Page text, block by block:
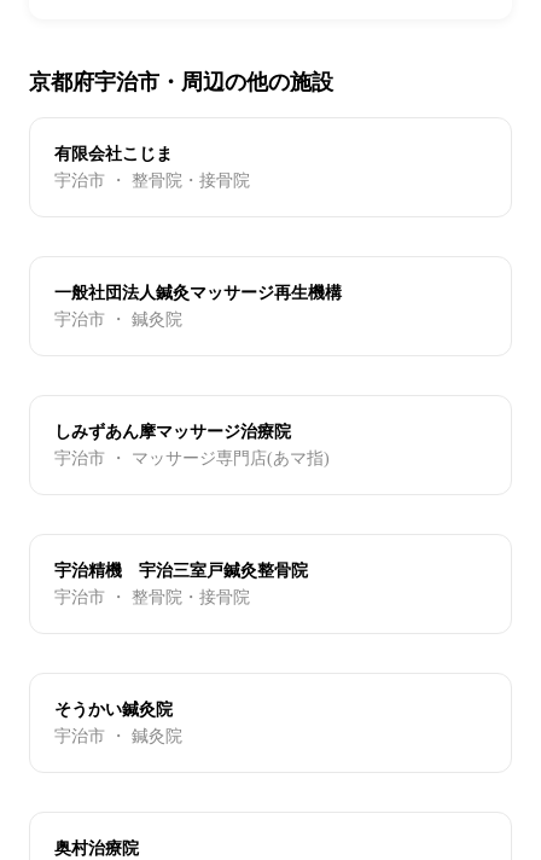
京都府宇治市・周辺の他の施設
有限会社こじま
宇治市 ・ 整骨院・接骨院
一般社団法人鍼灸マッサージ再生機構
宇治市 ・ 鍼灸院
しみずあん摩マッサージ治療院
宇治市 ・ マッサージ専門店(あマ指)
宇治精機 宇治三室戸鍼灸整骨院
宇治市 ・ 整骨院・接骨院
そうかい鍼灸院
宇治市 ・ 鍼灸院
奥村治療院